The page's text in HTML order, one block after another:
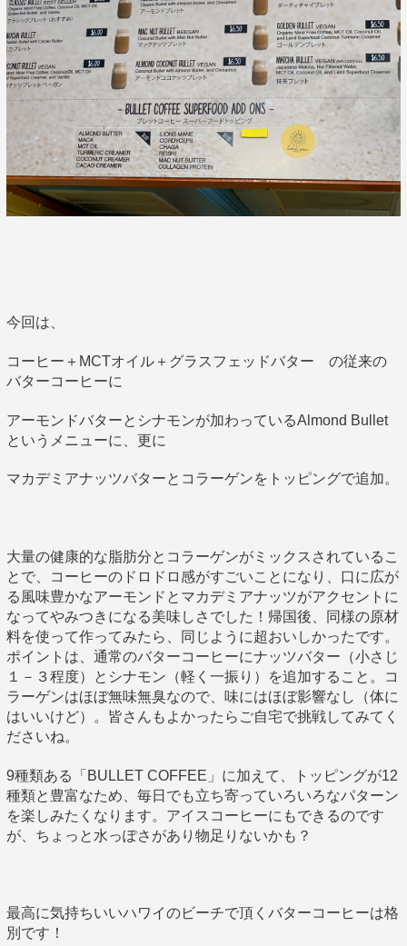
今回は、
コーヒー＋MCTオイル＋グラスフェッドバター の従来の
バターコーヒーに
アーモンドバターとシナモンが加わっているAlmond Bullet
というメニューに、更に
マカデミアナッツバターとコラーゲンをトッピングで追加。
大量の健康的な脂肪分とコラーゲンがミックスされているこ
とで、コーヒーのドロドロ感がすごいことになり、口に広が
る風味豊かなアーモンドとマカデミアナッツがアクセントに
なってやみつきになる美味しさでした！帰国後、同様の原材
料を使って作ってみたら、同じように超おいしかったです。
ポイントは、通常のバターコーヒーにナッツバター（小さじ
１－３程度）とシナモン（軽く一振り）を追加すること。コ
ラーゲンはほぼ無味無臭なので、味にはほぼ影響なし（体に
はいいけど）。皆さんもよかったらご自宅で挑戦してみてく
ださいね。
9種類ある「BULLET COFFEE」に加えて、トッピングが12
種類と豊富なため、毎日でも立ち寄っていろいろなパターン
を楽しみたくなります。アイスコーヒーにもできるのです
が、ちょっと水っぽさがあり物足りないかも？
最高に気持ちいいハワイのビーチで頂くバターコーヒーは格
別です！